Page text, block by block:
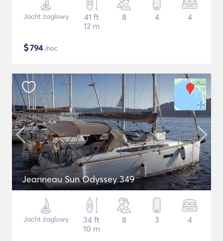
Jacht żaglowy
41 ft
12 m
8 4 4
$794/noc
Jeanneau Sun Odyssey 349
Jacht żaglowy
34 ft
10 m
8 3 4